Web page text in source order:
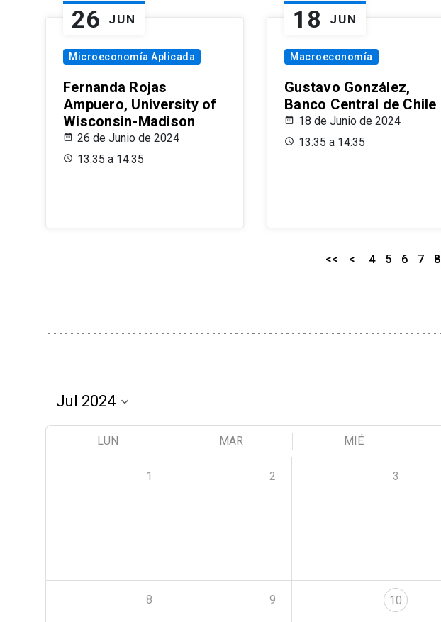
26 JUN
Microeconomía Aplicada
Fernanda Rojas
Ampuero, University of
Wisconsin-Madison
26 de Junio de 2024
13:35 a 14:35
18 JUN
Macroeconomía
Gustavo González,
Banco Central de Chile
18 de Junio de 2024
13:35 a 14:35
<< < 4 5 6 7 8
LUN MAR MIÉ
1 2 3
8 9 10